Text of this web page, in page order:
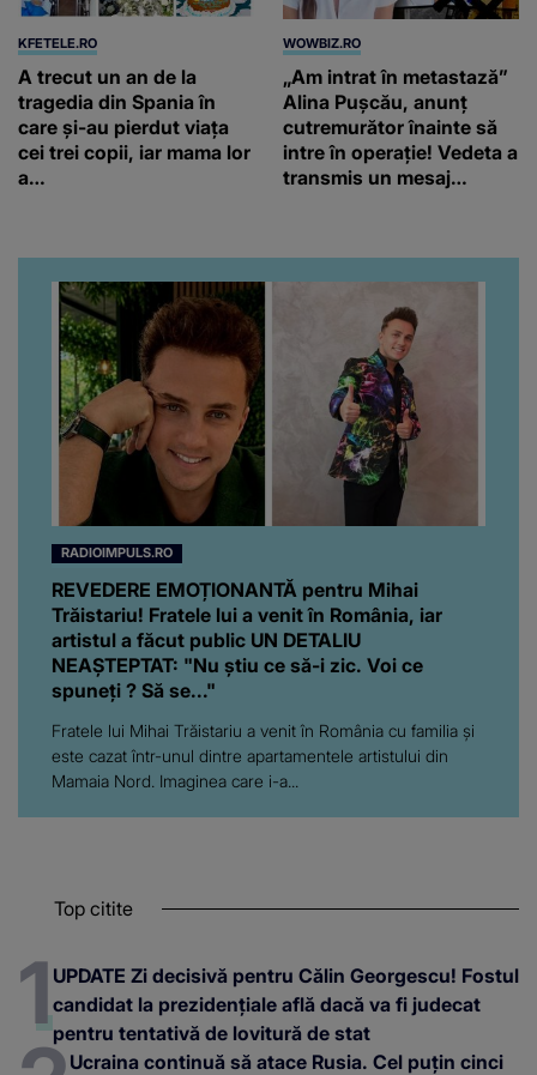
KFETELE.RO
A trecut un an de la
tragedia din Spania în
care și-au pierdut viața
cei trei copii, iar mama lor
a…
WOWBIZ.RO
„Am intrat în metastază”
Alina Pușcău, anunț
cutremurător înainte să
intre în operație! Vedeta a
transmis un mesaj
RADIOIMPULS.RO
REVEDERE EMOȚIONANTĂ pentru Mihai
Trăistariu! Fratele lui a venit în România, iar
artistul a făcut public UN DETALIU
NEAȘTEPTAT: "Nu știu ce să-i zic. Voi ce
spuneți ? Să se..."
Fratele lui Mihai Trăistariu a venit în România cu familia și
este cazat într-unul dintre apartamentele artistului din
Mamaia Nord. Imaginea care i-a...
Top citite
UPDATE Zi decisivă pentru Călin Georgescu! Fostul
candidat la prezidențiale află dacă va fi judecat
pentru tentativă de lovitură de stat
Ucraina continuă să atace Rusia. Cel puțin cinci